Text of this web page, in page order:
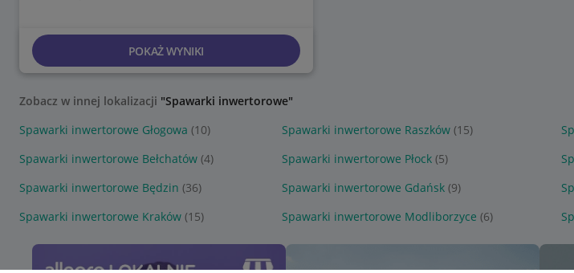
POKAŻ WYNIKI
Zobacz w innej lokalizacji "Spawarki inwertorowe"
Spawarki inwertorowe Głogowa (10) Spawarki inwertorowe Raszków (15)
Spawarki inwertorowe Bełchatów (4) Spawarki inwertorowe Płock (5)
Spawarki inwertorowe Będzin (36) Spawarki inwertorowe Gdańsk (9)
Spawarki inwertorowe Kraków (15) Spawarki inwertorowe Modliborzyce (6)